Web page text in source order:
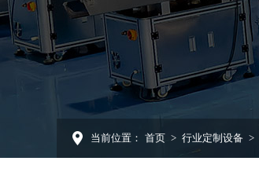
当前位置： 首页 > 行业定制设备 >